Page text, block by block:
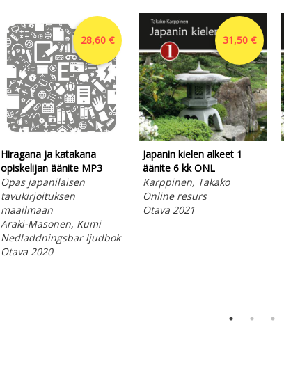
28,60 €
Hiragana ja katakana
opiskelijan äänite MP3
Opas japanilaisen
tavukirjoituksen
maailmaan
Araki-Masonen, Kumi
Nedladdningsbar ljudbok
Otava 2020
31,50 €
Japanin kielen alkeet 1
äänite 6 kk ONL
Karppinen, Takako
Online resurs
Otava 2021